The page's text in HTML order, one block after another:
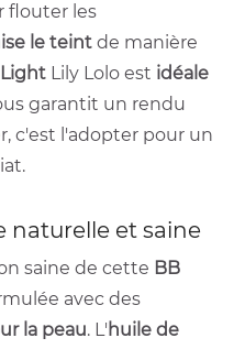
flouter les
le teint de manière
Lily Lolo est idéale
garantit un rendu
c'est l'adopter pour un
naturelle et saine
saine de cette BB
avec des
la peau. L' huile de